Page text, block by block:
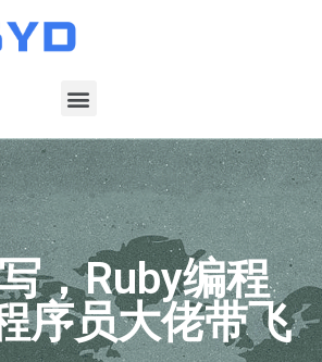
，Ruby编程
序员大佬带飞